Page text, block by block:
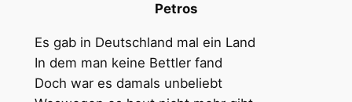
Petros
Es gab in Deutschland mal ein Land
In dem man keine Bettler fand
Doch war es damals unbeliebt